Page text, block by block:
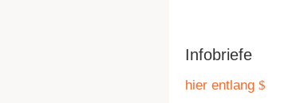
Infobriefe
hier entlang